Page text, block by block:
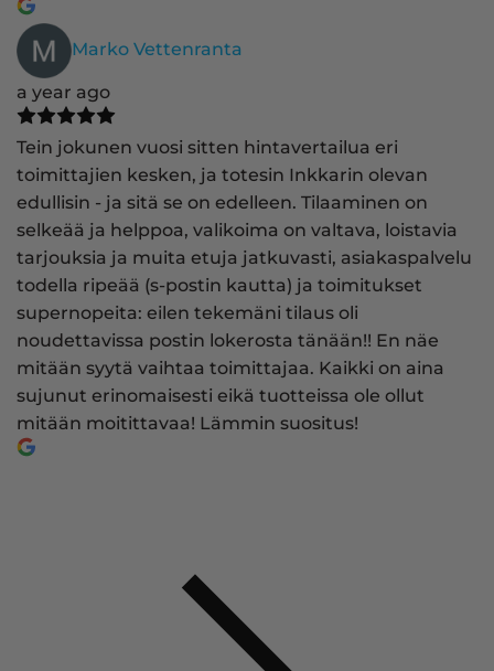
Marko Vettenranta
a year ago
Tein jokunen vuosi sitten hintavertailua eri
toimittajien kesken, ja totesin Inkkarin olevan
edullisin - ja sitä se on edelleen. Tilaaminen on
selkeää ja helppoa, valikoima on valtava, loistavia
tarjouksia ja muita etuja jatkuvasti, asiakaspalvelu
todella ripeää (s-postin kautta) ja toimitukset
supernopeita: eilen tekemäni tilaus oli
noudettavissa postin lokerosta tänään!! En näe
mitään syytä vaihtaa toimittajaa. Kaikki on aina
sujunut erinomaisesti eikä tuotteissa ole ollut
mitään moitittavaa! Lämmin suositus!